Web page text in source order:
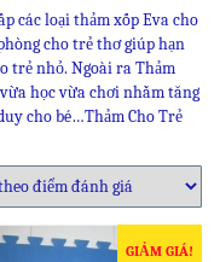
các loại thảm xốp Eva cho
cho trẻ thơ giúp hạn
trẻ nhỏ. Ngoài ra Thảm
học vừa chơi nhằm tăng
cho bé…Thảm Cho Trẻ
GIẢM GIÁ!